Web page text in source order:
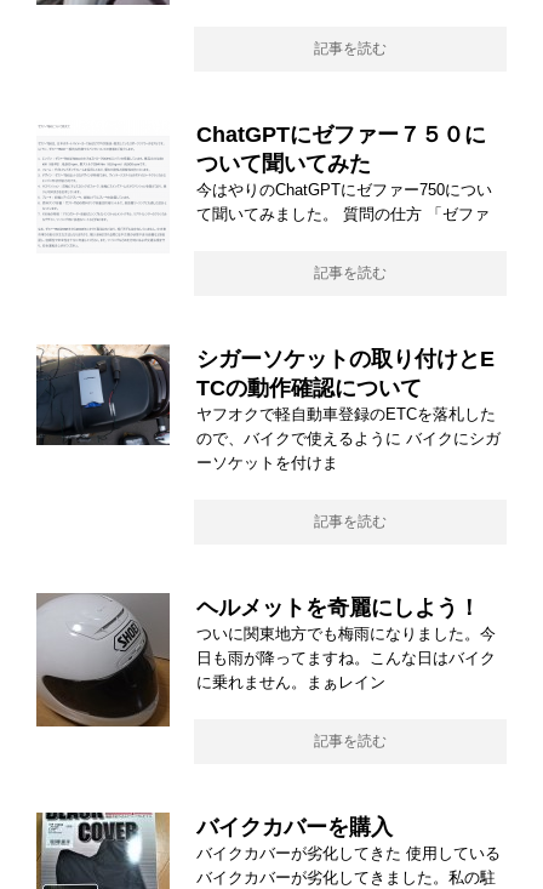
記事を読む
ChatGPTにゼファー７５０に
ついて聞いてみた
今はやりのChatGPTにゼファー750につい
て聞いてみました。 質問の仕方 「ゼファ
記事を読む
シガーソケットの取り付けとE
TCの動作確認について
ヤフオクで軽自動車登録のETCを落札した
ので、バイクで使えるように バイクにシガ
ーソケットを付けま
記事を読む
ヘルメットを奇麗にしよう！
ついに関東地方でも梅雨になりました。今
日も雨が降ってますね。こんな日はバイク
に乗れません。まぁレイン
記事を読む
バイクカバーを購入
バイクカバーが劣化してきた 使用している
バイクカバーが劣化してきました。私の駐